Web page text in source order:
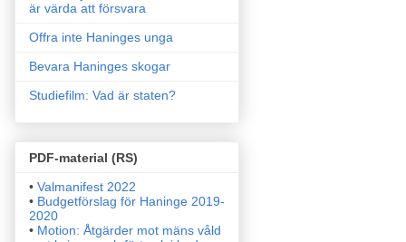
är värda att försvara
Offra inte Haninges unga
Bevara Haninges skogar
Studiefilm: Vad är staten?
PDF-material (RS)
• Valmanifest 2022
• Budgetförslag för Haninge 2019-
2020
• Motion: Åtgärder mot mäns våld